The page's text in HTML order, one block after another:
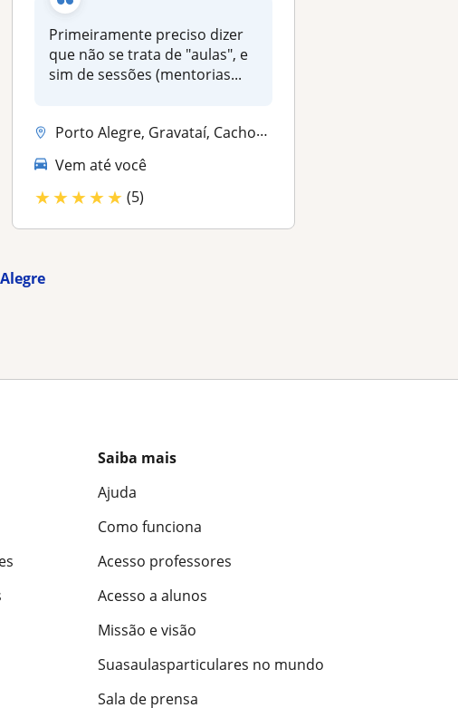
Primeiramente preciso dizer
que não se trata de "aulas", e
sim de sessões (mentorias...
Porto Alegre, Gravataí, Cachoeirinha (Rio Grande do Sul), Canoas
Vem até você
★★★★★ (5)
Saiba mais
Ajuda
Como funciona
Acesso professores
Acesso a alunos
Missão e visão
Suasaulasparticulares no mundo
Sala de prensa